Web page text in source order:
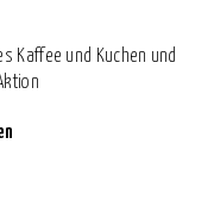
Kaffee und Kuchen und